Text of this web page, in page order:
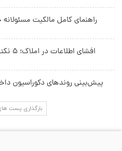
راهنمای کامل مالکیت
افشای اطلاعات در املاک؛ ۵ نکته کلیدی که باید بدانید.…
پیش‌بینی روندهای دکوراسیون داخلی ۲۰۲۶ از زبان ۱۰۰
بارگذاری پست